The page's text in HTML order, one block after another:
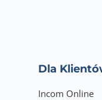
Dla
Incom Online